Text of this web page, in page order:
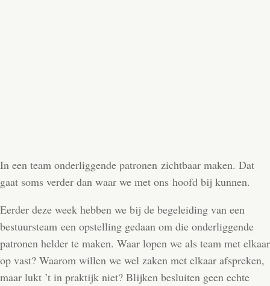
In een team onderliggende patronen zichtbaar maken. Dat
gaat soms verder dan waar we met ons hoofd bij kunnen.
Eerder deze week hebben we bij de begeleiding van een
bestuursteam een opstelling gedaan om die onderliggende
patronen helder te maken. Waar lopen we als team met elkaar
op vast? Waarom willen we wel zaken met elkaar afspreken,
maar lukt ’t in praktijk niet? Blijken besluiten geen echte